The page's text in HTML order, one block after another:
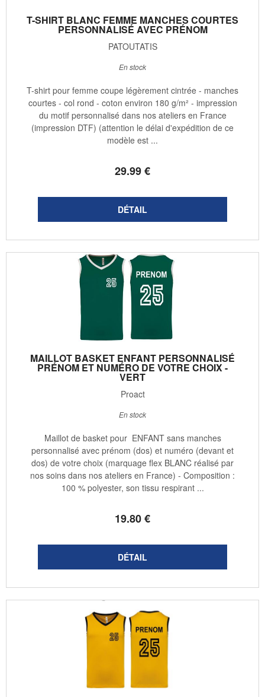
T-SHIRT BLANC FEMME MANCHES COURTES
PERSONNALISÉ AVEC PRÉNOM
PATOUTATIS
29.99€
En stock
T-shirt pour femme coupe légèrement cintrée - manches
courtes - col rond - coton environ 180 g/m² - impression
du motif personnalisé dans nos ateliers en France
(impression DTF) (attention le délai d'expédition de ce
modèle est ...
MAILLOT BASKET ENFANT PERSONNALISÉ
PRÉNOM ET NUMÉRO DE VOTRE CHOIX -
VERT
Proact
19.80€
En stock
Maillot de basket pour ENFANT sans manches
personnalisé avec prénom (dos) et numéro (devant et
dos) de votre choix (marquage flex BLANC réalisé par
nos soins dans nos ateliers en France) - Composition :
100 % polyester, son tissu respirant ...